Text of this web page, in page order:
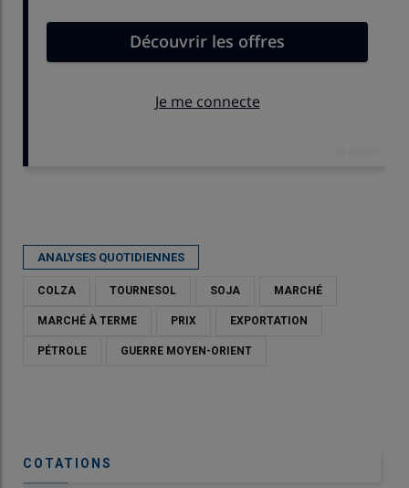
ANALYSES QUOTIDIENNES
COLZA TOURNESOL SOJA MARCHÉ
MARCHÉ À TERME PRIX EXPORTATION
PÉTROLE GUERRE MOYEN-ORIENT
COTATIONS